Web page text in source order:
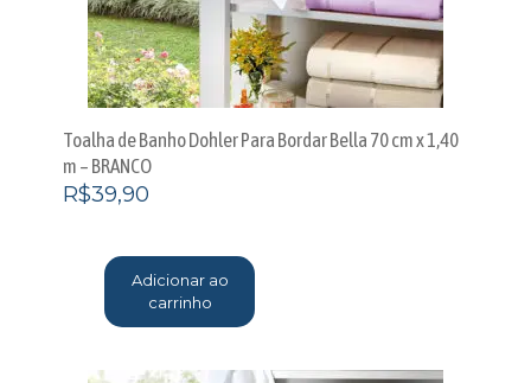
Toalha de Banho Dohler Para Bordar Bella 70 cm x 1,40
m – BRANCO
R$39,90
Adicionar ao
carrinho